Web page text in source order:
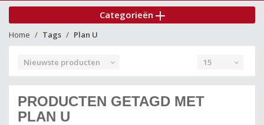
Categorieën
Home Tags Plan U
Nieuwste producten 15
PRODUCTEN GETAGD MET
PLAN U